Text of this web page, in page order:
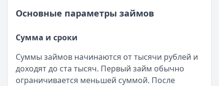
Основные параметры займов
Сумма и сроки
Суммы займов начинаются от тысячи рублей и
доходят до ста тысяч. Первый займ обычно
ограничивается меньшей суммой. После